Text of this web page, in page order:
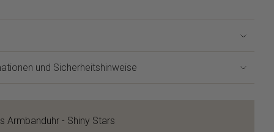
und Sicherheitshinweise
Armbanduhr - Shiny Stars